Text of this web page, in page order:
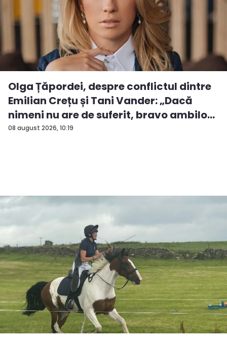
08 august 2026, 10:19
Olga Țăpordei, despre conflictul dintre
Emilian Crețu și Tani Vander: „Dacă
nimeni nu are de suferit, bravo ambilo...